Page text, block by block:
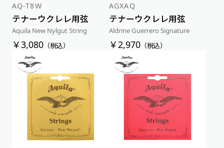
AQ-T8W
テナーウクレレ用弦
Aquila New Nylgut String
￥3,080（税込）
AGXAQ
テナーウクレレ用弦
Aldrine Guerrero Signature
￥2,970 （税込）